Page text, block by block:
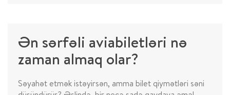
Ən sərfəli aviabiletləri nə
zaman almaq olar?
Səyahət etmək istəyirsən, amma bilet qiymətləri səni